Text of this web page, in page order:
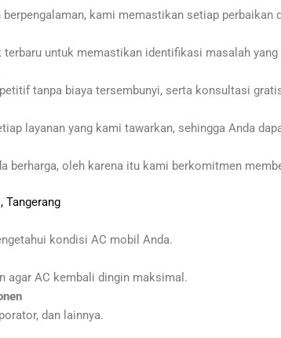
kami memastikan setiap perbaikan
untuk memastikan identifikasi masalah
tanpa biaya tersembunyi, serta konsultasi
layanan yang kami tawarkan, sehingga Anda
berharga, oleh karena itu kami berkomitmen
Tangerang
kondisi AC mobil Anda.
agar AC kembali dingin maksimal.
dan lainnya.